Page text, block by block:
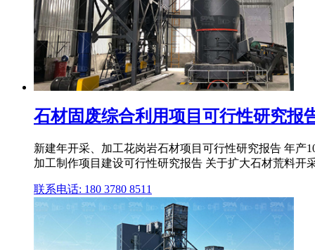
石材固废综合利用项目可行性研究报
新建年开采、加工花岗岩石材项目可行性研究报告 年产
加工制作项目建设可行性研究报告 关于扩大石材荒料开
联系电话: 180 3780 8511